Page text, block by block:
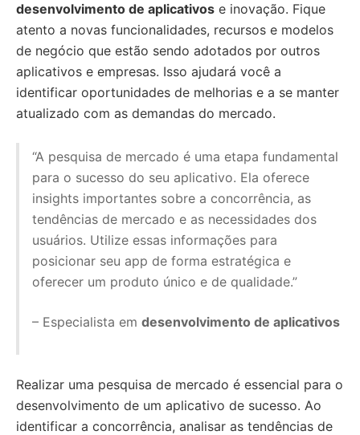
desenvolvimento de aplicativos e inovação. Fique
atento a novas funcionalidades, recursos e modelos
de negócio que estão sendo adotados por outros
aplicativos e empresas. Isso ajudará você a
identificar oportunidades de melhorias e a se manter
atualizado com as demandas do mercado.
“A pesquisa de mercado é uma etapa fundamental
para o sucesso do seu aplicativo. Ela oferece
insights importantes sobre a concorrência, as
tendências de mercado e as necessidades dos
usuários. Utilize essas informações para
posicionar seu app de forma estratégica e
oferecer um produto único e de qualidade.”
– Especialista em desenvolvimento de aplicativos
Realizar uma pesquisa de mercado é essencial para o
desenvolvimento de um aplicativo de sucesso. Ao
identificar a concorrência, analisar as tendências de